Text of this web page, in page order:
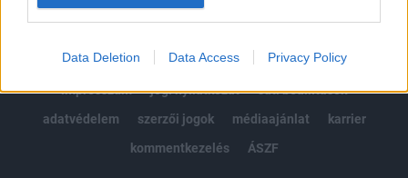
Data Deletion Data Access Privacy Policy
© 2026 Portfolio
impresszum
jogi nyilatkozat
süti beállítások
adatvédelem
szerzői jogok médiaajánlat
karrier
kommentkezelés
ÁSZF